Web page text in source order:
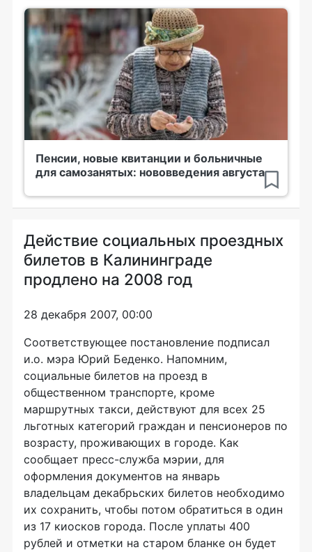
Пенсии, новые квитанции и больничные
для самозанятых: нововведения августа
Действие социальных проездных
билетов в Калининграде
продлено на 2008 год
28 декабря 2007, 00:00
Соответствующее постановление подписал
и.о. мэра Юрий Беденко. Напомним,
социальные билетов на проезд в
общественном транспорте, кроме
маршрутных такси, действуют для всех 25
льготных категорий граждан и пенсионеров по
возрасту, проживающих в городе. Как
сообщает пресс-служба мэрии, для
оформления документов на январь
владельцам декабрьских билетов необходимо
их сохранить, чтобы потом обратиться в один
из 17 киосков города. После уплаты 400
рублей и отметки на старом бланке он будет